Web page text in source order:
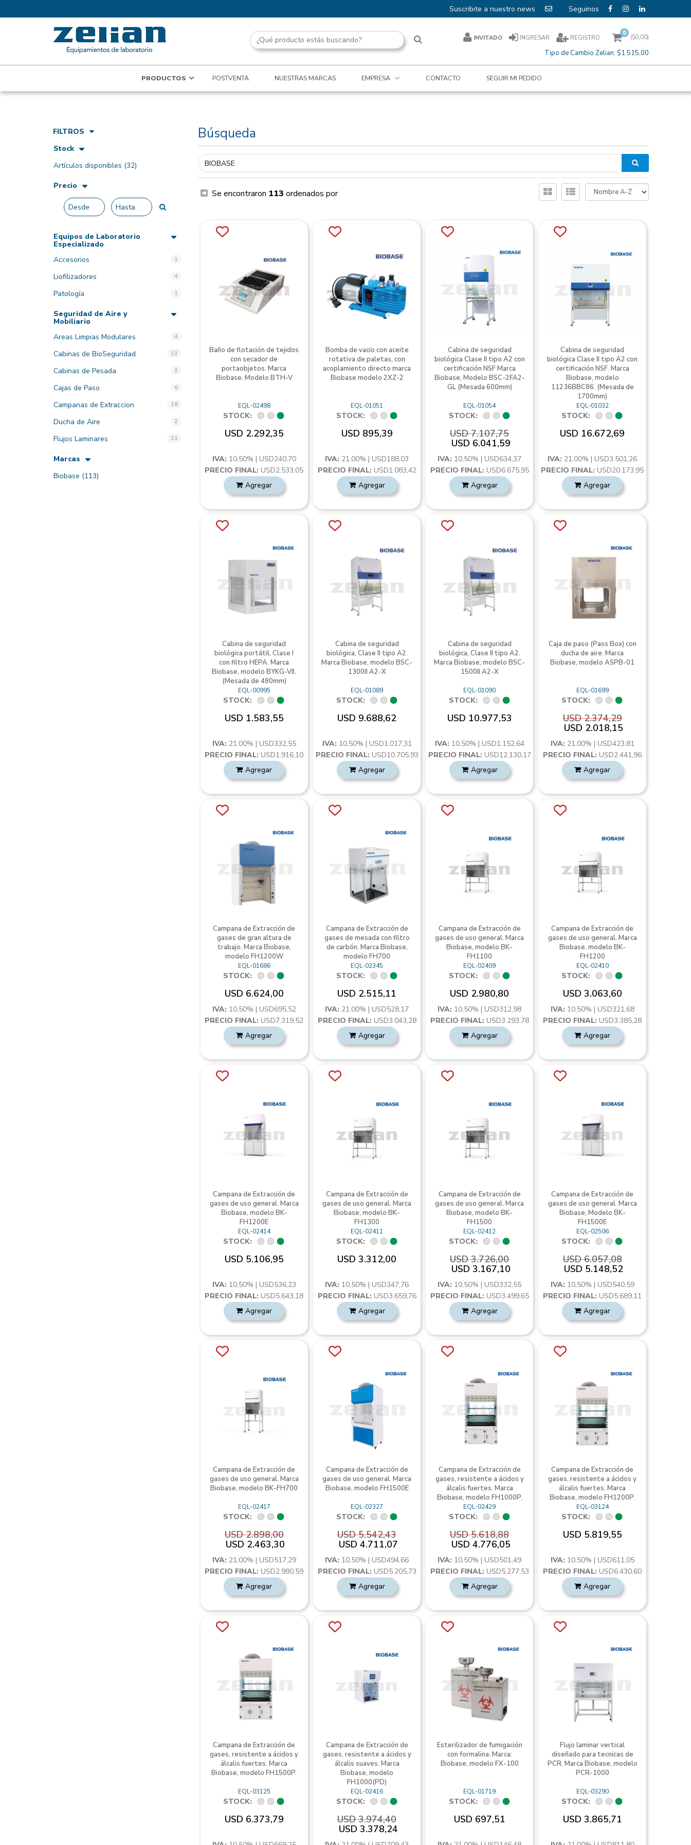
Suscribite a nuestro news
INVITADO INGRESAR REGISTRO
0
($0,00)
Tipo de Cambio Zelian: $1.515,00
PRODUCTOS POSTVENTA NUESTRAS MARCAS EMPRESA CONTACTO SEGUIR MI PEDIDO
FILTROS
Stock
Artículos disponibles (32)
Precio
Equipos de Laboratorio
Especializado
Accesorios
1
Liofilizadores 4
Patología 1
Seguridad de Aire y
Mobiliario
Areas Limpias Modulares
4
Cabinas de BioSeguridad 13
Cabinas de Pesada 3
Cajas de Paso 6
Campanas de Extraccion 18
Ducha de Aire 2
Flujos Laminares 11
Marcas
Biobase (113)
Búsqueda
Se encontraron 113 ordenados por
Baño de flotación de tejidos
con secador de
portaobjetos. Marca
Biobase. Modelo BTH-V
EQL-02498
STOCK:
USD 2.292,35
IVA: 10,50% | USD240,70
PRECIO FINAL: USD2.533,05
Agregar
Bomba de vacío con aceite
rotativa de paletas, con
acoplamiento directo marca
Biobase modelo 2XZ-2
EQL-01051
STOCK:
USD 895,39
IVA: 21,00% | USD188,03
PRECIO FINAL: USD1.083,42
Agregar
Cabina de seguridad
biológica Clase II tipo A2 con
certificación NSF Marca
Biobase, Modelo BSC-2FA2-
GL (Mesada 600mm)
EQL-01054
STOCK:
USD 7.107,75
USD 6.041,59
IVA: 10,50% | USD634,37
PRECIO FINAL: USD6.675,95
Agregar
Cabina de seguridad
biológica Clase II tipo A2 con
certificación NSF. Marca
Biobase, modelo
11236BBC86. (Mesada de
1700mm)
EQL-01032
STOCK:
USD 16.672,69
IVA: 21,00% | USD3.501,26
PRECIO FINAL: USD20.173,95
Agregar
Cabina de seguridad
biológica portátil, Clase I
con filtro HEPA. Marca
Biobase, modelo BYKG-VII.
(Mesada de 480mm)
EQL-00995
STOCK:
USD 1.583,55
IVA: 21,00% | USD332,55
PRECIO FINAL: USD1.916,10
Agregar
Cabina de seguridad
biológica, Clase II tipo A2.
Marca Biobase, modelo BSC-
1300II A2-X
EQL-01089
STOCK:
USD 9.688,62
IVA: 10,50% | USD1.017,31
PRECIO FINAL: USD10.705,93
Agregar
Cabina de seguridad
biológica, Clase II tipo A2.
Marca Biobase, modelo BSC-
1500II A2-X
EQL-01090
STOCK:
USD 10.977,53
IVA: 10,50% | USD1.152,64
PRECIO FINAL: USD12.130,17
Agregar
Caja de paso (Pass Box) con
ducha de aire. Marca
Biobase, modelo ASPB-01
EQL-01699
STOCK:
USD 2.374,29
USD 2.018,15
IVA: 21,00% | USD423,81
PRECIO FINAL: USD2.441,96
Agregar
Campana de Extracción de
gases de gran altura de
trabajo. Marca Biobase,
modelo FH1200W
EQL-01686
STOCK:
USD 6.624,00
IVA: 10,50% | USD695,52
PRECIO FINAL: USD7.319,52
Agregar
Campana de Extracción de
gases de mesada con filtro
de carbón. Marca Biobase,
modelo FH700
EQL-02345
STOCK:
USD 2.515,11
IVA: 21,00% | USD528,17
PRECIO FINAL: USD3.043,28
Agregar
Campana de Extracción de
gases de uso general. Marca
Biobase, modelo BK-
FH1100
EQL-02409
STOCK:
USD 2.980,80
IVA: 10,50% | USD312,98
PRECIO FINAL: USD3.293,78
Agregar
Campana de Extracción de
gases de uso general. Marca
Biobase, modelo BK-
FH1200
EQL-02410
STOCK:
USD 3.063,60
IVA: 10,50% | USD321,68
PRECIO FINAL: USD3.385,28
Agregar
Campana de Extracción de
gases de uso general. Marca
Biobase, modelo BK-
FH1200E
EQL-02414
STOCK:
USD 5.106,95
IVA: 10,50% | USD536,23
PRECIO FINAL: USD5.643,18
Agregar
Campana de Extracción de
gases de uso general. Marca
Biobase, modelo BK-
FH1300
EQL-02411
STOCK:
USD 3.312,00
IVA: 10,50% | USD347,76
PRECIO FINAL: USD3.659,76
Agregar
Campana de Extracción de
gases de uso general. Marca
Biobase, modelo BK-
FH1500
EQL-02412
STOCK:
USD 3.726,00
USD 3.167,10
IVA: 10,50% | USD332,55
PRECIO FINAL: USD3.499,65
Agregar
Campana de Extracción de
gases de uso general. Marca
Biobase, Modelo BK-
FH1500E
EQL-02506
STOCK:
USD 6.057,08
USD 5.148,52
IVA: 10,50% | USD540,59
PRECIO FINAL: USD5.689,11
Agregar
Campana de Extracción de
gases de uso general. Marca
Biobase, modelo BK-FH700
EQL-02417
STOCK:
USD 2.898,00
USD 2.463,30
IVA: 21,00% | USD517,29
PRECIO FINAL: USD2.980,59
Agregar
Campana de Extracción de
gases de uso general. Marca
Biobase, modelo FH1500E
EQL-02327
STOCK:
USD 5.542,43
USD 4.711,07
IVA: 10,50% | USD494,66
PRECIO FINAL: USD5.205,73
Agregar
Campana de Extracción de
gases, resistente a ácidos y
álcalis fuertes. Marca
Biobase, modelo FH1000P.
EQL-02429
STOCK:
USD 5.618,88
USD 4.776,05
IVA: 10,50% | USD501,49
PRECIO FINAL: USD5.277,53
Agregar
Campana de Extracción de
gases, resistente a ácidos y
álcalis fuertes. Marca
Biobase, modelo FH1200P.
EQL-03124
STOCK:
USD 5.819,55
IVA: 10,50% | USD611,05
PRECIO FINAL: USD6.430,60
Agregar
Campana de Extracción de
gases, resistente a ácidos y
álcalis fuertes. Marca
Biobase, modelo FH1500P.
EQL-03125
STOCK:
USD 6.373,79
Campana de Extracción de
gases, resistente a ácidos y
álcalis suaves. Marca
Biobase, modelo
FH1000(PD)
EQL-02416
STOCK:
USD 3.974,40
USD 3.378,24
Esterilizador de fumigación
con formalina. Marca:
Biobase, modelo FX-100
EQL-01719
STOCK:
USD 697,51
Flujo laminar vertical
diseñado para tecnicas de
PCR. Marca Biobase, modelo
PCR-1000
EQL-03290
STOCK:
USD 3.865,71